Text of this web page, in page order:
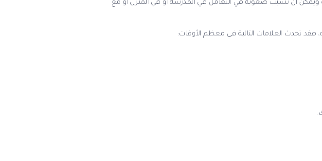
أن تسبب صعوبة في التعامل في المدرسة أو في المنزل أو مع
فقد تحدث العلامات التالية في معظم الأوقات: